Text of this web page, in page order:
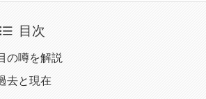
目次
の噂を解説
去と現在